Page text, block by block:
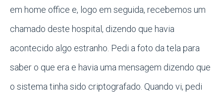
em home office e, logo em seguida, recebemos um
chamado deste hospital, dizendo que havia
acontecido algo estranho. Pedi a foto da tela para
saber o que era e havia uma mensagem dizendo que
o sistema tinha sido criptografado. Quando vi, pedi